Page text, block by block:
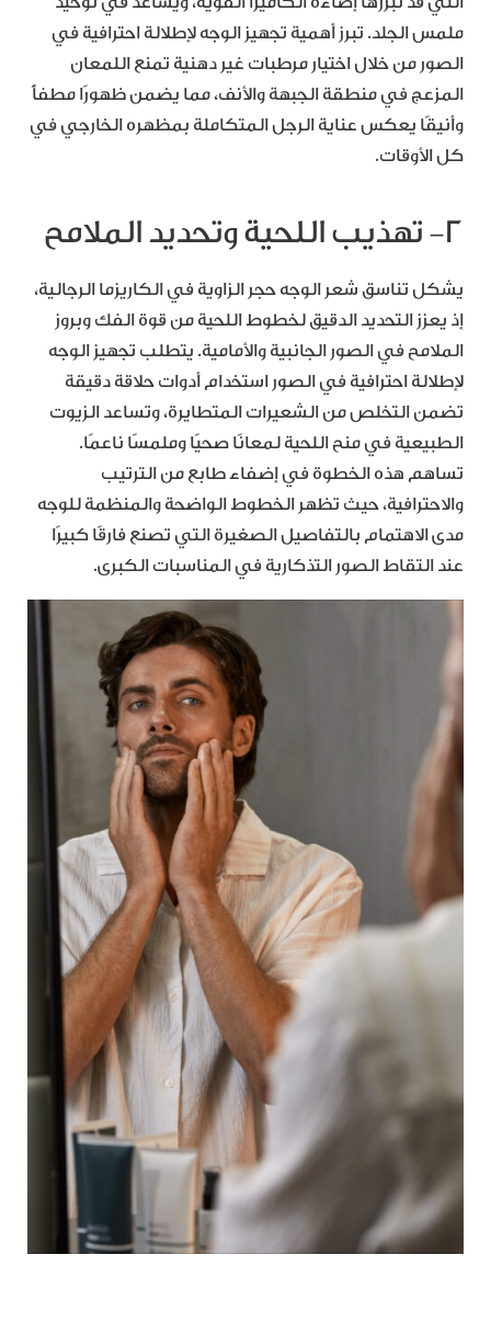
ملمس الجلد. تبرز أهمية تجهيز الوجه لإطلالة احترافية في
الصور من خلال اختيار مرطبات غير دهنية تمنع اللمعان
المزعج في منطقة الجبهة والأنف، مما يضمن ظهورًا مطفأً
وأنيقًا يعكس عناية الرجل المتكاملة بمظهره الخارجي في
كل الأوقات.
٢- تهذيب اللحية وتحديد الملامح
يشكل تناسق شعر الوجه حجر الزاوية في الكاريزما الرجالية،
إذ يعزز التحديد الدقيق لخطوط اللحية من قوة الفك وبروز
الملامح في الصور الجانبية والأمامية. يتطلب تجهيز الوجه
لإطلالة احترافية في الصور استخدام أدوات حلاقة دقيقة
تضمن التخلص من الشعيرات المتطايرة، وتساعد الزيوت
الطبيعية في منح اللحية لمعانًا صحيًا وملمسًا ناعمًا.
تساهم هذه الخطوة في إضفاء طابع من الترتيب
والاحترافية، حيث تظهر الخطوط الواضحة والمنظمة للوجه
مدى الاهتمام بالتفاصيل الصغيرة التي تصنع فارقًا كبيرًا
عند التقاط الصور التذكارية في المناسبات الكبرى.